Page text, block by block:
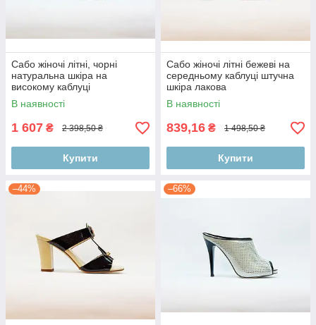
Сабо жіночі літні, чорні
натуральна шкіра на
високому каблуці
В наявності
1 607 ₴ 2 398,50 ₴
Купити
Сабо жіночі літні бежеві на
середньому каблуці штучна
шкіра лакова
В наявності
839,16 ₴ 1 498,50 ₴
Купити
–44% –66%